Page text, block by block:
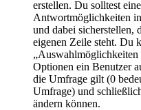
erstellen. Du solltest
Antwortmöglichkeiten
und dabei sicherstellen,
eigenen Zeile steht. Du
Optionen ein Benutzer
die Umfrage gilt (0
Umfrage) und
ändern können.